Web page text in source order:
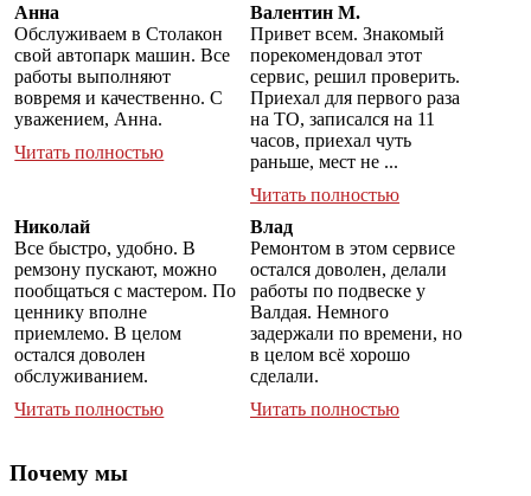
Анна
Обслуживаем в Столакон
свой автопарк машин. Все
работы выполняют
вовремя и качественно. С
уважением, Анна.
Читать полностью
Валентин М.
Привет всем. Знакомый
порекомендовал этот
сервис, решил проверить.
Приехал для первого раза
на ТО, записался на 11
часов, приехал чуть
раньше, мест не ...
Читать полностью
Николай
Все быстро, удобно. В
ремзону пускают, можно
пообщаться с мастером. По
ценнику вполне
приемлемо. В целом
остался доволен
обслуживанием.
Читать полностью
Влад
Ремонтом в этом сервисе
остался доволен, делали
работы по подвеске у
Валдая. Немного
задержали по времени, но
в целом всё хорошо
сделали.
Читать полностью
Почему мы